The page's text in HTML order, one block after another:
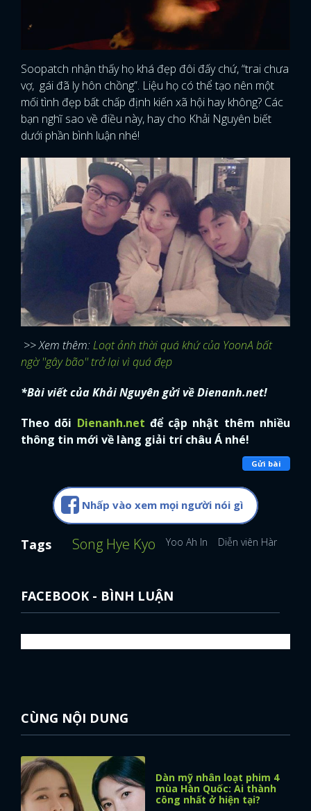
Soopatch nhận thấy họ khá đẹp đôi đấy chứ, “trai chưa
vợ, gái đã ly hôn chồng”. Liệu họ có thể tạo nên một
mối tình đẹp bất chấp định kiến xã hội hay không? Các
bạn nghĩ sao về điều này, hay cho Khải Nguyên biết
dưới phần bình luận nhé!
>> Xem thêm:Loạt ảnh thời quá khứ của YoonA bất
ngờ ''gây bão'' trở lại vì quá đẹp
*Bài viết của Khải Nguyên gửi về Dienanh.net!
Theo dõi Dienanh.net để cập nhật thêm nhiều
thông tin mới về làng giải trí châu Á nhé!
Gửi bài
Nhấp vào xem mọi người nói gì
Tags Song Hye Kyo Yoo Ah In Diễn viên Hàn Quốc
FACEBOOK - BÌNH LUẬN
CÙNG NỘI DUNG
Dàn mỹ nhân loạt phim 4
mùa Hàn Quốc: Ai thành
công nhất ở hiện tại?